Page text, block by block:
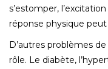
s’estomper,
réponse physique
D’autres problèmes
rôle. Le diabète,